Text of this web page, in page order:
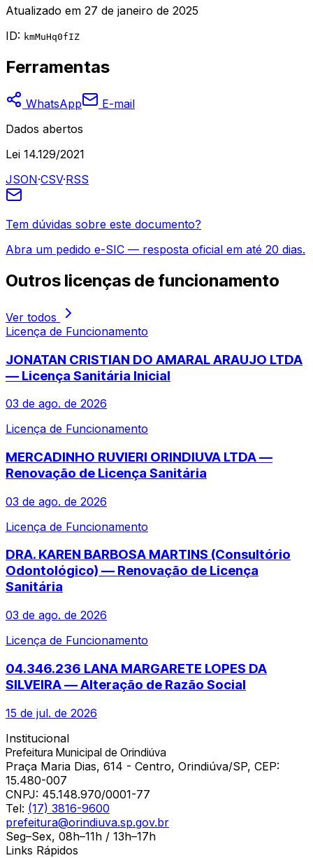
Atualizado em 27 de janeiro de 2025
ID: kmMuHq0fIZ
Ferramentas
WhatsApp
E-mail
Dados abertos
Lei 14.129/2021
JSON·CSV·RSS
Tem dúvidas sobre este documento?
Abra um pedido e-SIC — resposta oficial em até 20 dias.
Outros licenças de funcionamento
Ver todos
Licença de Funcionamento
JONATAN CRISTIAN DO AMARAL ARAUJO LTDA
— Licença Sanitária Inicial
03 de ago. de 2026
Licença de Funcionamento
MERCADINHO RUVIERI ORINDIUVA LTDA —
Renovação de Licença Sanitária
03 de ago. de 2026
Licença de Funcionamento
DRA. KAREN BARBOSA MARTINS (Consultório
Odontológico) — Renovação de Licença
Sanitária
03 de ago. de 2026
Licença de Funcionamento
04.346.236 LANA MARGARETE LOPES DA
SILVEIRA — Alteração de Razão Social
15 de jul. de 2026
Institucional
Prefeitura Municipal de Orindiúva
Praça Maria Dias, 614 - Centro, Orindiúva/SP, CEP:
15.480-007
CNPJ: 45.148.970/0001-77
Tel: (17) 3816-9600
prefeitura@orindiuva.sp.gov.br
Seg–Sex, 08h–11h / 13h–17h
Links Rápidos